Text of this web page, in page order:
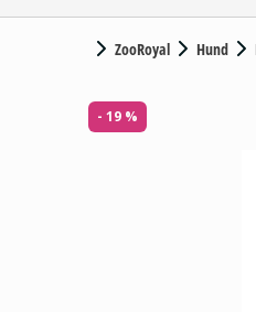
ZooRoyal Hund
- 19 %